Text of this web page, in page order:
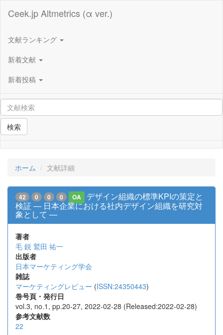
Ceek.jp Altmetrics (α ver.)
文献ランキング
新着文献
新着投稿
検索
ホーム 文献詳細
42 0 0 0 OA
デザイン組織の標準KPIの策定と
検証 ― 日本企業における社内デザイン組織を研究対
象として ―
著者
毛 鋭 鷲田 祐一
出版者
日本マーケティング学会
雑誌
マーケティングレビュー (ISSN:24350443)
巻号頁・発行日
vol.3, no.1, pp.20-27, 2022-02-28 (Released:2022-02-28)
参考文献数
22